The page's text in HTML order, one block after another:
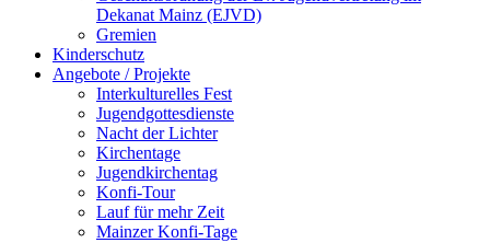
Dekanat Mainz (EJVD)
Gremien
Kinderschutz
Angebote / Projekte
Interkulturelles Fest
Jugendgottesdienste
Nacht der Lichter
Kirchentage
Jugendkirchentag
Konfi-Tour
Lauf für mehr Zeit
Mainzer Konfi-Tage